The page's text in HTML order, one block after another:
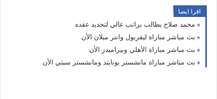
اقرا ايضا
محمد صلاح يطالب براتب عالي لتجديد عقده
بث مباشر مباراة ليفربول وانتر ميلان الأن
بث مباشر مباراة الأهلي وبيراميدز الأن
بث مباشر مباراة مانشستر يونايتد ومانشستر سيتي الأن